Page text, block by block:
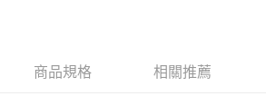
商品規格 相關推薦